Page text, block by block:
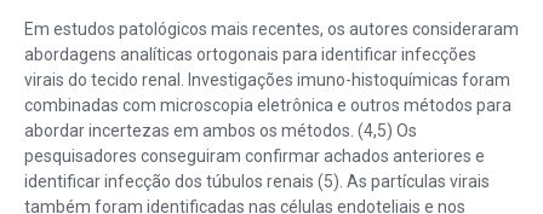
Em estudos patológicos mais recentes, os autores consideraram
abordagens analíticas ortogonais para identificar infecções
virais do tecido renal. Investigações imuno-histoquímicas foram
combinadas com microscopia eletrônica e outros métodos para
abordar incertezas em ambos os métodos. (4,5) Os
pesquisadores conseguiram confirmar achados anteriores e
identificar infecção dos túbulos renais (5). As partículas virais
também foram identificadas nas células endoteliais e nos